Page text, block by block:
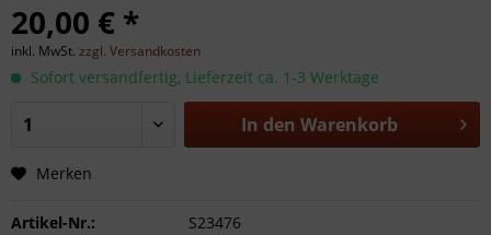
20,00 € *
inkl. MwSt. zzgl. Versandkosten
Sofort versandfertig, Lieferzeit ca. 1-3 Werktage
In den Warenkorb
Merken
Artikel-Nr.:
S23476